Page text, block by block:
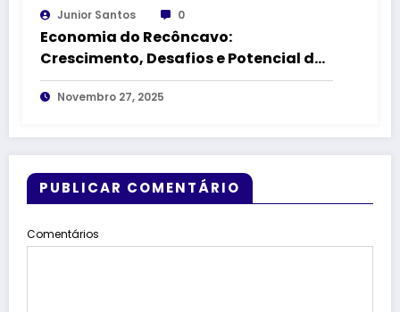
Junior Santos 0
Economia do Recôncavo:
Crescimento, Desafios e Potencial das
Principais Cidades
Novembro 27, 2025
PUBLICAR COMENTÁRIO
Comentários